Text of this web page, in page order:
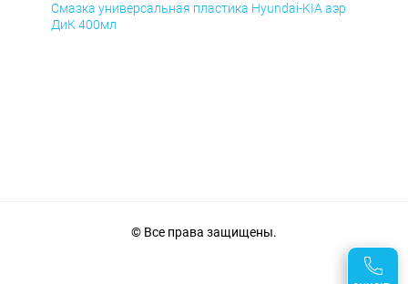
Смазка универсальная пластика Hyundai-KIA аэр
ДиК 400мл
© Все права защищены.